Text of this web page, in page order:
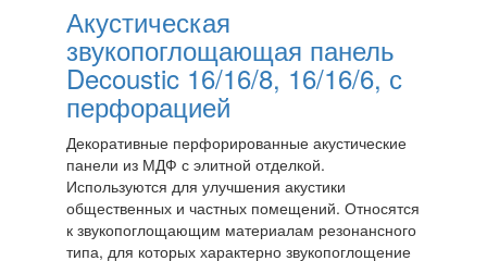
Акустическая
звукопоглощающая панель
Decoustic 16/16/8, 16/16/6, с
перфорацией
Декоративные перфорированные акустические
панели из МДФ с элитной отделкой.
Используются для улучшения акустики
общественных и частных помещений. Относятся
к звукопоглощающим материалам резонансного
типа, для которых характерно звукопоглощение